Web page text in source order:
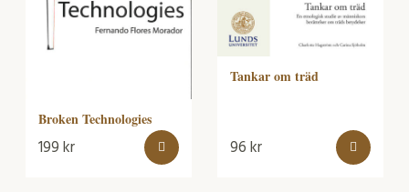
Broken Technologies
199kr
Tankar om träd
96kr